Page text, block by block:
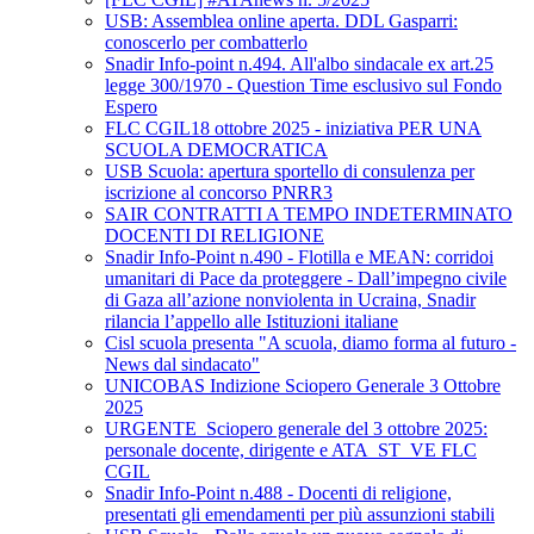
USB: Assemblea online aperta. DDL Gasparri:
conoscerlo per combatterlo
Snadir Info-point n.494. All'albo sindacale ex art.25
legge 300/1970 - Question Time esclusivo sul Fondo
Espero
FLC CGIL18 ottobre 2025 - iniziativa PER UNA
SCUOLA DEMOCRATICA
USB Scuola: apertura sportello di consulenza per
iscrizione al concorso PNRR3
SAIR CONTRATTI A TEMPO INDETERMINATO
DOCENTI DI RELIGIONE
Snadir Info-Point n.490 - Flotilla e MEAN: corridoi
umanitari di Pace da proteggere - Dall’impegno civile
di Gaza all’azione nonviolenta in Ucraina, Snadir
rilancia l’appello alle Istituzioni italiane
Cisl scuola presenta "A scuola, diamo forma al futuro -
News dal sindacato"
UNICOBAS Indizione Sciopero Generale 3 Ottobre
2025
URGENTE_Sciopero generale del 3 ottobre 2025:
personale docente, dirigente e ATA_ST_VE FLC
CGIL
Snadir Info-Point n.488 - Docenti di religione,
presentati gli emendamenti per più assunzioni stabili